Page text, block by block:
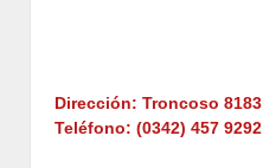
Dirección: Troncoso 8183
Teléfono: (0342) 457 9292